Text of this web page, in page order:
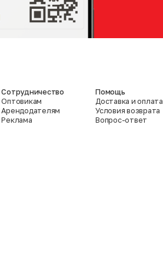
Сотрудничество
Оптовикам
Арендодателям
Реклама
Помощь
Доставка и оплата
Условия возврата
Вопрос-ответ